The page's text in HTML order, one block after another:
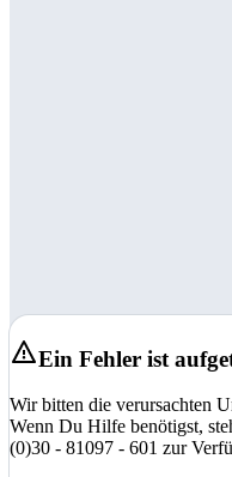
Ein Fehler ist
Wir bitten die verursachten
Wenn Du Hilfe benötigst,
(0)30 - 81097 - 601 zur